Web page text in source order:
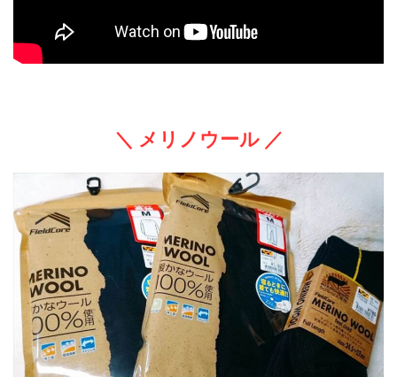
＼ メリノウール ／